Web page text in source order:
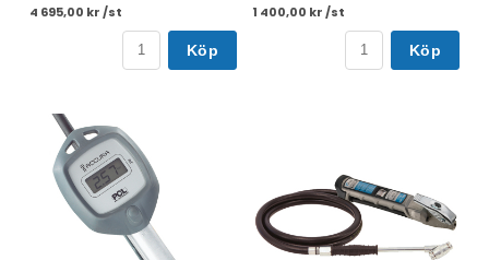
4 695,00 kr /st
Köp
1 400,00 kr /st
Köp